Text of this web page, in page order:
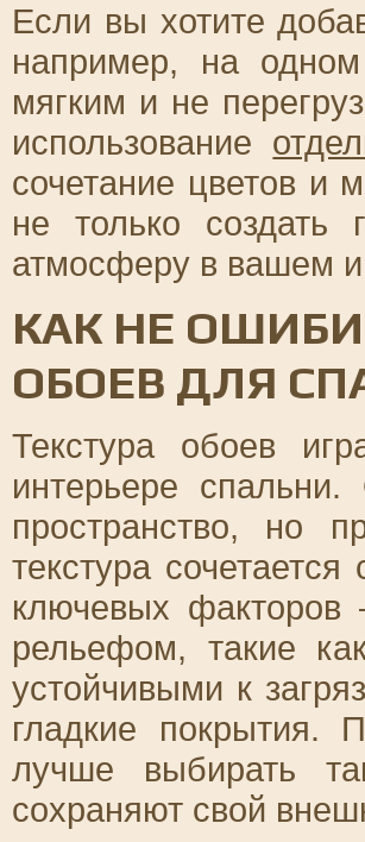
Если вы хотите
например, на
мягким и не
использование
сочетание цветов и
не только
атмосферу в вашем
КАК НЕ
ОБОЕВ ДЛЯ
Текстура обоев
интерьере
пространство, но
текстура
ключевых факторов
рельефом, такие
устойчивыми к
гладкие покрытия.
лучше выбирать
сохраняют свой